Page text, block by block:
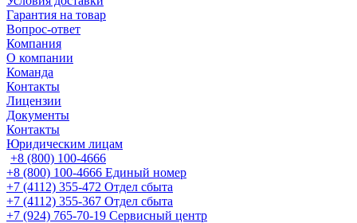
Гарантия на товар
Вопрос-ответ
Компания
О компании
Команда
Контакты
Лицензии
Документы
Контакты
Юридическим лицам
+8 (800) 100-4666
+8 (800) 100-4666 Единый номер
+7 (4112) 355-472 Отдел сбыта
+7 (4112) 355-367 Отдел сбыта
+7 (924) 765-70-19 Сервисный центр